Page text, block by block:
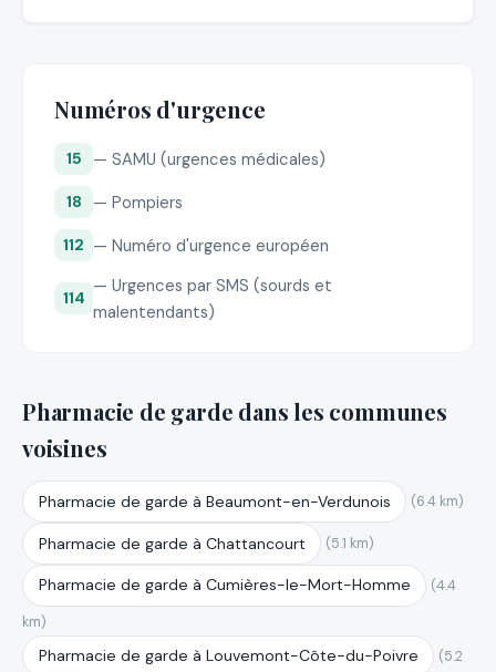
Numéros d'urgence
15 — SAMU (urgences médicales)
18 — Pompiers
112 — Numéro d'urgence européen
114
— Urgences par SMS (sourds et
malentendants)
Pharmacie de garde dans les communes
voisines
Pharmacie de garde à Beaumont-en-Verdunois (6.4 km)
Pharmacie de garde à Chattancourt (5.1 km)
Pharmacie de garde à Cumières-le-Mort-Homme (4.4
km)
Pharmacie de garde à Louvemont-Côte-du-Poivre (5.2